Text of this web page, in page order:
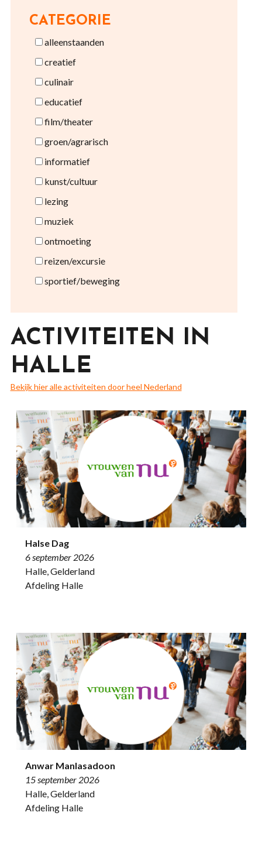
CATEGORIE
alleenstaanden
creatief
culinair
educatief
film/theater
groen/agrarisch
informatief
kunst/cultuur
lezing
muziek
ontmoeting
reizen/excursie
sportief/beweging
ACTIVITEITEN IN
HALLE
Bekijk hier alle activiteiten door heel Nederland
Halse Dag
6 september 2026
Halle, Gelderland
Afdeling Halle
Anwar Manlasadoon
15 september 2026
Halle, Gelderland
Afdeling Halle